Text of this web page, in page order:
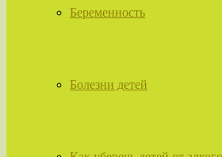
Беременность
Болезни детей